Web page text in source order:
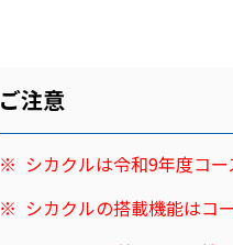
ご注意
シカクルは令和9年度コー
シカクルの搭載機能はコ